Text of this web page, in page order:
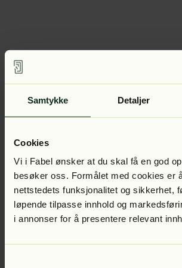
Samtykke Detaljer
Cookies
Vi i Fabel ønsker at du skal få en god
besøker oss. Formålet med cookies er
nettstedets funksjonalitet og sikkerhet,
løpende tilpasse innhold og
i annonser for å presentere relevant